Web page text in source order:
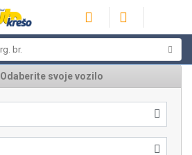
Odaberite svoje vozilo